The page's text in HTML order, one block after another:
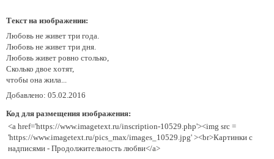
Текст на изображении:
Любовь не живет три года.
Любовь не живет три дня.
Любовь живет ровно столько,
Сколько двое хотят,
чтобы она жила...
Добавлено: 05.02.2016
Код для размещения изображения:
<a href='https://www.imagetext.ru/inscription-10529.php'><img src =
'https://www.imagetext.ru/pics_max/images_10529.jpg' ><br>Картинки с
надписями - Продолжительность любви</a>